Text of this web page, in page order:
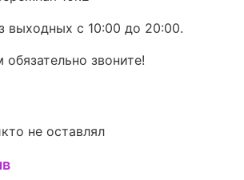
выходных с 10:00 до 20:00.
звоните!
не оставлял